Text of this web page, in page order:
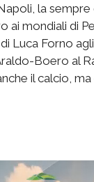
la
ai mondiali di
Luca Forno
Boero al
il calcio,